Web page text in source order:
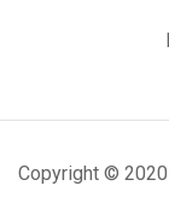
Copyright ©